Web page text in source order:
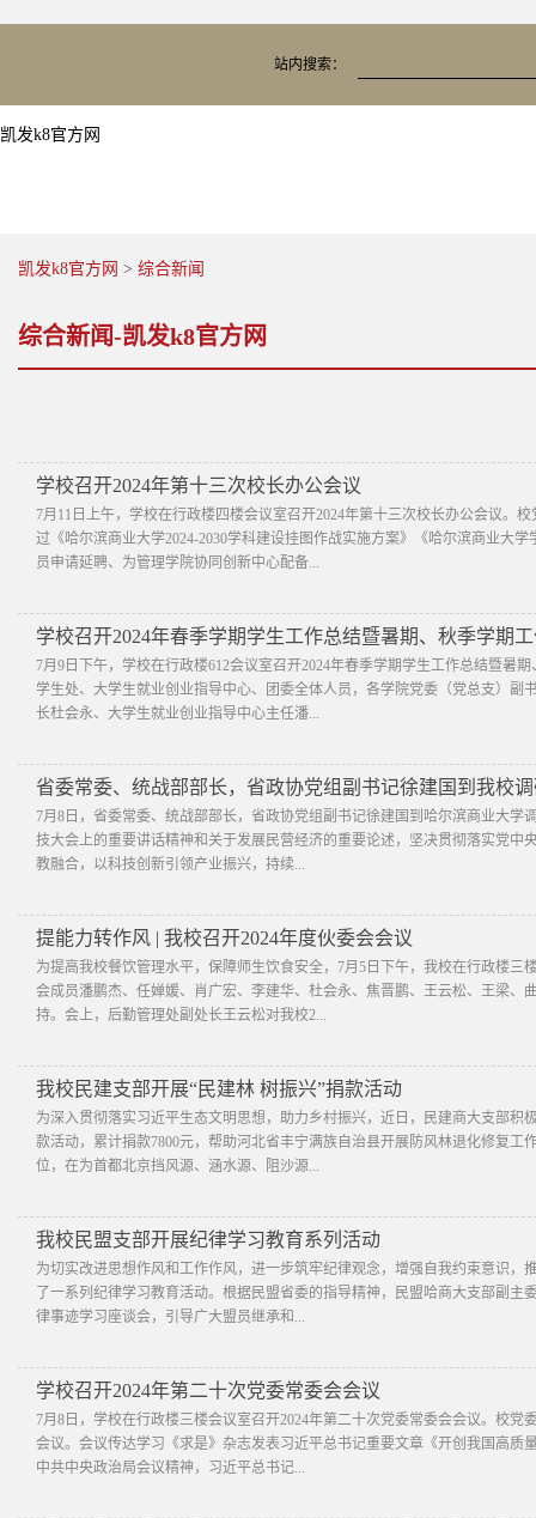
站内搜索：
凯发k8官方网
凯发k8官方网 > 综合新闻
综合新闻-凯发k8官方网
学校召开2024年第十三次校长办公会议
7月11日上午，学校在行政楼四楼会议室召开2024年第十三次校长办公会议。
过《哈尔滨商业大学2024-2030学科建设挂图作战实施方案》《哈尔滨商业大
员申请延聘、为管理学院协同创新中心配备...
学校召开2024年春季学期学生工作总结暨暑期、秋季学期
7月9日下午，学校在行政楼612会议室召开2024年春季学期学生工作总结暨暑
学生处、大学生就业创业指导中心、团委全体人员，各学院党委（党总支）
长杜会永、大学生就业创业指导中心主任潘...
省委常委、统战部部长，省政协党组副书记徐建国到我校
7月8日，省委常委、统战部部长，省政协党组副书记徐建国到哈尔滨商业大
技大会上的重要讲话精神和关于发展民营经济的重要论述，坚决贯彻落实党
教融合，以科技创新引领产业振兴，持续...
提能力转作风 | 我校召开2024年度伙委会会议
为提高我校餐饮管理水平，保障师生饮食安全，7月5日下午，我校在行政楼
会成员潘鹏杰、任婵媛、肖广宏、李建华、杜会永、焦晋鹏、王云松、王梁
持。会上，后勤管理处副处长王云松对我校2...
我校民建支部开展“民建林 树振兴”捐款活动
为深入贯彻落实习近平生态文明思想，助力乡村振兴，近日，民建商大支部
款活动，累计捐款7800元，帮助河北省丰宁满族自治县开展防风林退化修复
位，在为首都北京挡风源、涵水源、阻沙源...
我校民盟支部开展纪律学习教育系列活动
为切实改进思想作风和工作作风，进一步筑牢纪律观念，增强自我约束意识
了一系列纪律学习教育活动。根据民盟省委的指导精神，民盟哈商大支部副
律事迹学习座谈会，引导广大盟员继承和...
学校召开2024年第二十次党委常委会会议
7月8日，学校在行政楼三楼会议室召开2024年第二十次党委常委会会议。校
会议。会议传达学习《求是》杂志发表习近平总书记重要文章《开创我国高
中共中央政治局会议精神，习近平总书记...